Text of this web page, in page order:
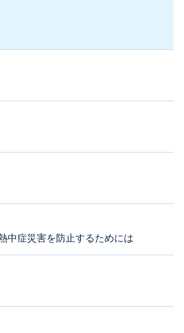
中症災害を防止するためには